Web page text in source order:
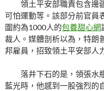
領土平安部職責包含邊
可怕運動等。該部分前官員
圍約為1000人的包養甜心網
裁人。媒體剖析以為，特朗
邦雇員，招致領土平安部人
落井下石的是，領張水
藍光時，他感到一股強烈的